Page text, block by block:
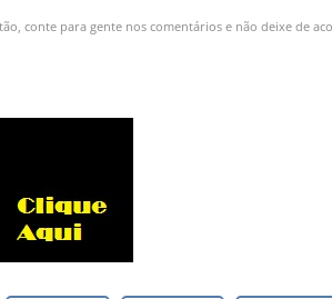
conte para gente nos comentários e não deixe de